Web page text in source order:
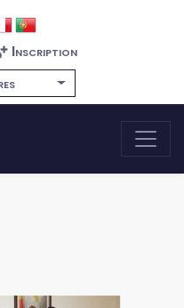
Inscription